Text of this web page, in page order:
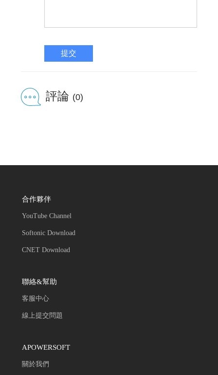
提交
評論 (0)
合作夥伴
YouTube Channel
Softonic Download
CNET Download
聯絡&幫助
客服中心
線上提交問題
APOWERSOFT
關於我們